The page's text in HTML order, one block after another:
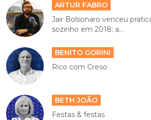
ARTUR FABRO
Jair Bolsonaro venceu
sozinho em 2018; a...
BENITO GORINI
Rico com Creso
BETH JOÃO
Festas & festas